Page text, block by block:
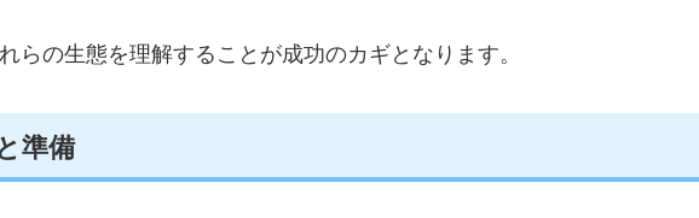
らの生態を理解することが成功のカギとなります。
準備